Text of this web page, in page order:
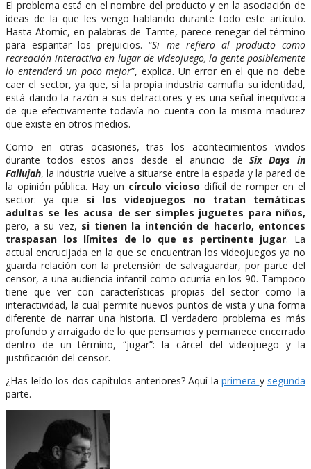
El problema está en el nombre del producto y en la asociación de
ideas de la que les vengo hablando durante todo este artículo.
Hasta Atomic, en palabras de Tamte, parece renegar del término
para espantar los prejuicios. “Si me refiero al producto como
recreación interactiva en lugar de videojuego, la gente posiblemente
lo entenderá un poco mejor”, explica. Un error en el que no debe
caer el sector, ya que, si la propia industria camufla su identidad,
está dando la razón a sus detractores y es una señal inequívoca
de que efectivamente todavía no cuenta con la misma madurez
que existe en otros medios.
Como en otras ocasiones, tras los acontecimientos vividos
durante todos estos años desde el anuncio deSix Days in
Fallujah, la industria vuelve a situarse entre la espada y la pared de
la opinión pública. Hay un círculo vicioso difícil de romper en el
sector: ya que si los videojuegos no tratan temáticas
adultas se les acusa de ser simples juguetes para niños,
pero, a su vez, si tienen la intención de hacerlo, entonces
traspasan los límites de lo que es pertinente jugar. La
actual encrucijada en la que se encuentran los videojuegos ya no
guarda relación con la pretensión de salvaguardar, por parte del
censor, a una audiencia infantil como ocurría en los 90. Tampoco
tiene que ver con características propias del sector como la
interactividad, la cual permite nuevos puntos de vista y una forma
diferente de narrar una historia. El verdadero problema es más
profundo y arraigado de lo que pensamos y permanece encerrado
dentro de un término, “jugar”: la cárcel del videojuego y la
justificación del censor.
¿Has leído los dos capítulos anteriores? Aquí la primera y segunda
parte.